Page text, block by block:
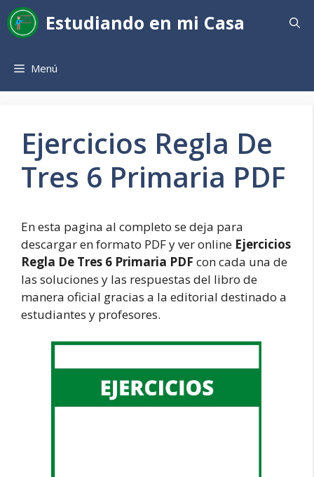
Saltar
al
contenido
Estudiando en mi Casa
Menú
Ejercicios Regla De
Tres 6 Primaria PDF
En esta pagina al completo se deja para
descargar en formato PDF y ver online Ejercicios
Regla De Tres 6 Primaria PDF con cada una de
las soluciones y las respuestas del libro de
manera oficial gracias a la editorial destinado a
estudiantes y profesores.